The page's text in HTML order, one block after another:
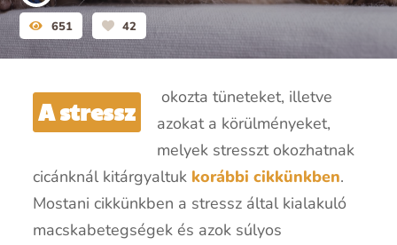
651 42
A stressz okozta tüneteket, illetve
azokat a körülményeket,
melyek stresszt okozhatnak
cicánknál kitárgyaltuk korábbi cikkünkben.
Mostani cikkünkben a stressz által kialakuló
macskabetegségek és azok súlyos